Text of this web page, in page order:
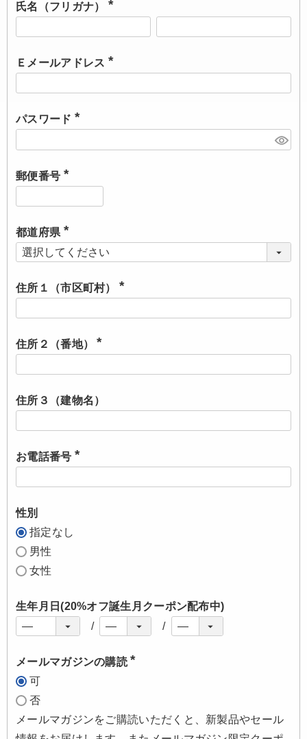
氏名（フリガナ）
(
須
Ｅメールアドレス
(
須
パスワード
(
須
郵便番号
(
須
都道府県
(
必
須
住所１（市区町村）
(
須
住所２（番地）
(
須
住所３（建物名）
お電話番号
(
須
性別
指定なし
男性
女性
生年月日(20%オフ誕生月クーポン配布中)
メールマガジンの購読
可
否
メールマガジンをご購読いただくと、新製品やセール